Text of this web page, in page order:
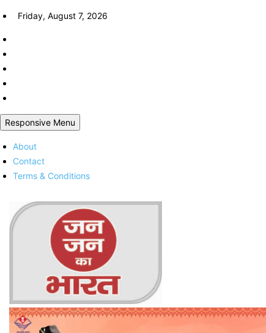
Skip
content
Friday, August 7, 2026
Responsive Menu
About
Contact
Terms & Conditions
Jan Jan Ka Bharat
Online Trending Hindi News Website